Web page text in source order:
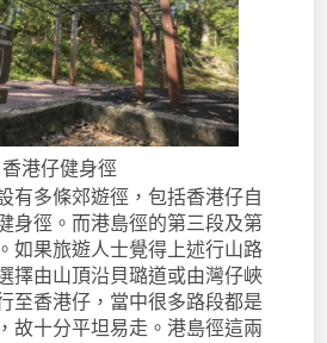
香港仔健身徑
有多條郊遊徑，包括香港仔自
身徑。而港島徑的第三段及第
如果旅遊人士覺得上述行山路
擇由山頂沿貝璐道或由灣仔峽
至香港仔，當中很多路段都是
故十分平坦易走。港島徑這兩